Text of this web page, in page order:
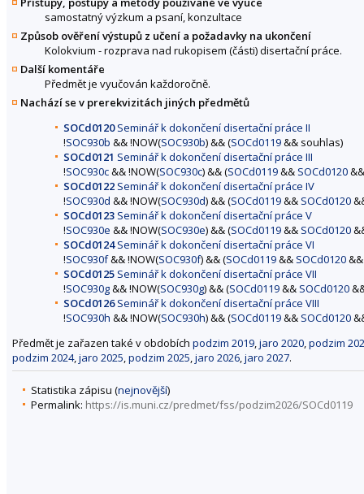
samostatný výzkum a psaní, konzultace
Způsob ověření výstupů z učení a požadavky na ukončení
Kolokvium - rozprava nad rukopisem (části) disertační práce.
Další komentáře
Předmět je vyučován každoročně.
Nachází se v prerekvizitách jiných předmětů
SOCd0120Seminář k dokončení disertační práce II
!SOC930b && !NOW(SOC930b) && (SOCd0119&& souhlas)
SOCd0121 Seminář k dokončení disertační práce III
!SOC930c&& !NOW(SOC930c) && (SOCd0119&& SOCd0120
SOCd0122 Seminář k dokončení disertační práce IV
!SOC930d && !NOW(SOC930d) && (SOCd0119&& SOCd0120
SOCd0123 Seminář k dokončení disertační práce V
!SOC930e && !NOW(SOC930e) && (SOCd0119&& SOCd0120
SOCd0124Seminář k dokončení disertační práce VI
!SOC930f&& !NOW(SOC930f) && (SOCd0119&& SOCd0120
SOCd0125 Seminář k dokončení disertační práce VII
!SOC930g&& !NOW(SOC930g) && (SOCd0119&& SOCd0120
SOCd0126Seminář k dokončení disertační práce VIII
!SOC930h && !NOW(SOC930h) && (SOCd0119&& SOCd0120
Předmět je zařazen také v obdobích podzim 2019,jaro 2020,podzim
podzim 2024,jaro 2025,podzim 2025,jaro 2026,jaro 2027.
Statistika zápisu (nejnovější)
Permalink: https://is.muni.cz/predmet/fss/podzim2026/SOCd0119